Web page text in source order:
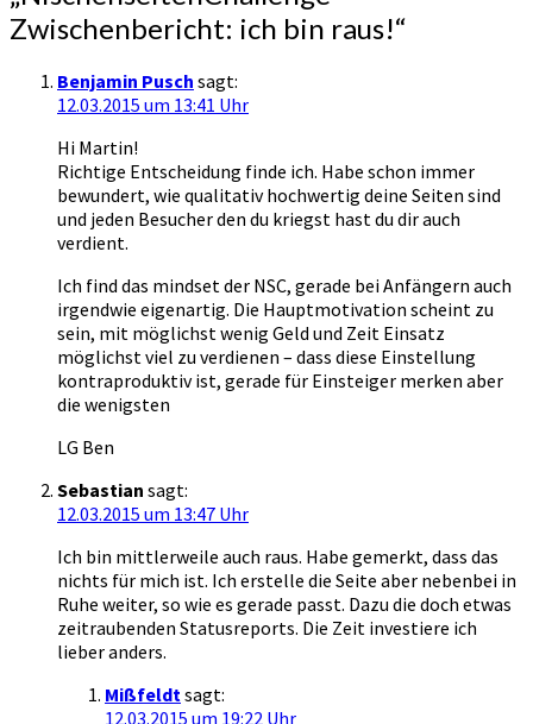
Zwischenbericht: ich bin raus!“
Benjamin Pusch sagt:
12.03.2015 um 13:41 Uhr
Hi Martin!
Richtige Entscheidung finde ich. Habe schon immer
bewundert, wie qualitativ hochwertig deine Seiten sind
und jeden Besucher den du kriegst hast du dir auch
verdient.
Ich find das mindset der NSC, gerade bei Anfängern auch
irgendwie eigenartig. Die Hauptmotivation scheint zu
sein, mit möglichst wenig Geld und Zeit Einsatz
möglichst viel zu verdienen – dass diese Einstellung
kontraproduktiv ist, gerade für Einsteiger merken aber
die wenigsten
LG Ben
Sebastian sagt:
12.03.2015 um 13:47 Uhr
Ich bin mittlerweile auch raus. Habe gemerkt, dass das
nichts für mich ist. Ich erstelle die Seite aber nebenbei in
Ruhe weiter, so wie es gerade passt. Dazu die doch etwas
zeitraubenden Statusreports. Die Zeit investiere ich
lieber anders.
Mißfeldt sagt:
12.03.2015 um 19:22 Uhr